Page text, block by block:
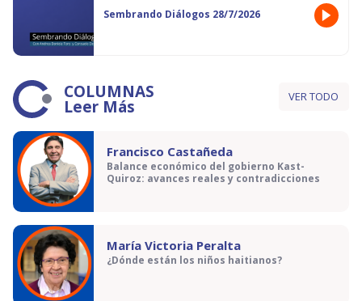
Sembrando Diálogos 28/7/2026
COLUMNAS
Leer Más VER TODO
Francisco Castañeda
Balance económico del gobierno Kast-
Quiroz: avances reales y contradicciones
María Victoria Peralta
¿Dónde están los niños haitianos?